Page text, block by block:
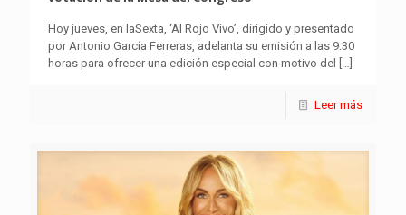
Hoy jueves, en laSexta, ‘Al Rojo Vivo’, dirigido y presentado
por Antonio García Ferreras, adelanta su emisión a las 9:30
horas para ofrecer una edición especial con motivo del
[…]
Leer más